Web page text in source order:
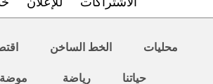
محليات الخط الساخن
حياتنا رياضة